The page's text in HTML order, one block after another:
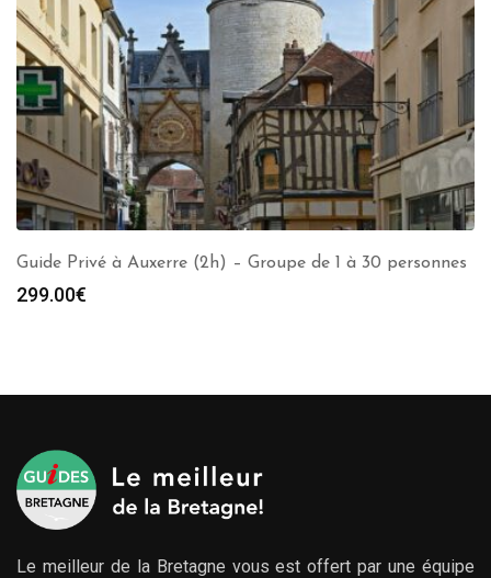
Guide Privé à Auxerre (2h) – Groupe de 1 à 30 personnes
299.00€
Le meilleur de la Bretagne vous est offert par une équipe